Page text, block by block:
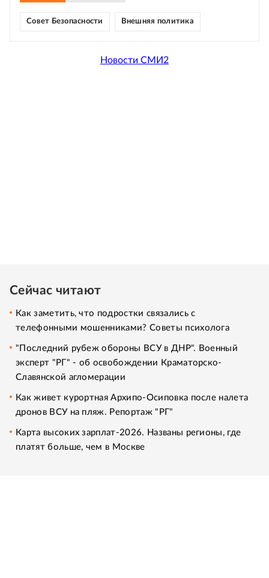
Совет Безопасности Внешняя политика
Новости СМИ2
Сейчас читают
Как заметить, что подростки связались с
телефонными мошенниками? Советы психолога
"Последний рубеж обороны ВСУ в ДНР". Военный
эксперт "РГ" - об освобождении Краматорско-
Славянской агломерации
Как живет курортная Архипо-Осиповка после налета
дронов ВСУ на пляж. Репортаж "РГ"
Карта высоких зарплат-2026. Названы регионы, где
платят больше, чем в Москве